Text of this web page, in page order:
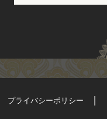
プライバシーポリシー